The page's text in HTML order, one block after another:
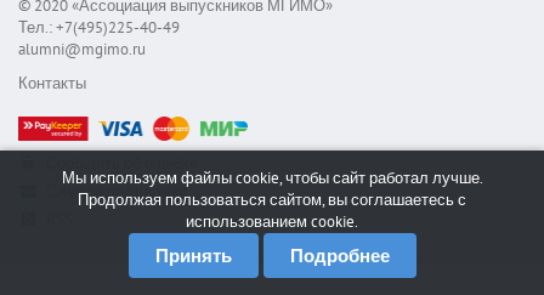
© 2020 «Ассоциация выпускников МГИМО»
Тел.: +7(495)225-40-49
alumni@mgimo.ru
Контакты
Служба поддержки
Мы используем файлы cookie, чтобы сайт работал лучше.
Продолжая пользоваться сайтом, вы соглашаетесь с
использованием cookie.
Принять Подробнее